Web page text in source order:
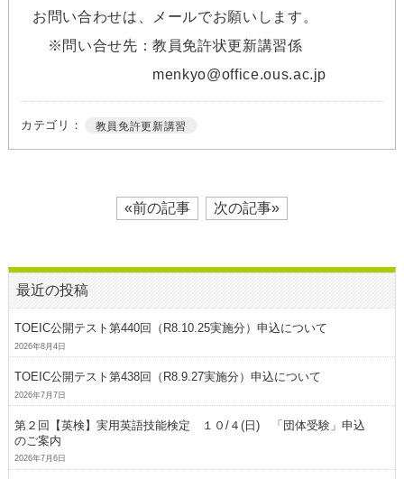
お問い合わせは、メールでお願いします。
※問い合せ先：教員免許状更新講習係
menkyo@office.ous.ac.jp
カテゴリ： 教員免許更新講習
«前の記事 次の記事»
最近の投稿
TOEIC公開テスト第440回（R8.10.25実施分）申込について
2026年8月4日
TOEIC公開テスト第438回（R8.9.27実施分）申込について
2026年7月7日
第２回【英検】実用英語技能検定 １０/４(日) 「団体受験」申込
のご案内
2026年7月6日